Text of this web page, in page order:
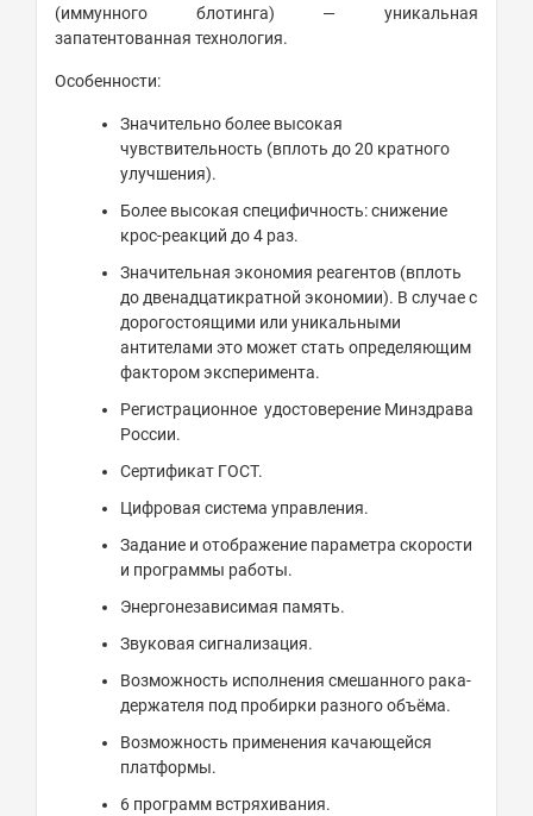
(иммунного блотинга) — уникальная
запатентованная технология.
Особенности:
Значительно более высокая
чувствительность (вплоть до 20 кратного
улучшения).
Более высокая специфичность: снижение
крос-реакций до 4 раз.
Значительная экономия реагентов (вплоть
до двенадцатикратной экономии). В случае с
дорогостоящими или уникальными
антителами это может стать определяющим
фактором эксперимента.
Регистрационное удостоверение Минздрава
России.
Сертификат ГОСТ.
Цифровая система управления.
Задание и отображение параметра скорости
и программы работы.
Энергонезависимая память.
Звуковая сигнализация.
Возможность исполнения смешанного рака-
держателя под пробирки разного объёма.
Возможность применения качающейся
платформы.
6 программ встряхивания.